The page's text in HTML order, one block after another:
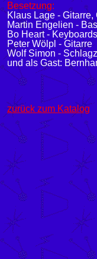
Besetzung:
Klaus Lage - Gitarre,
Martin Engelien -
Bo Heart -
Peter Wölpl - Gitarre
Wolf Simon -
und als Gast:
zurück zum Katalog